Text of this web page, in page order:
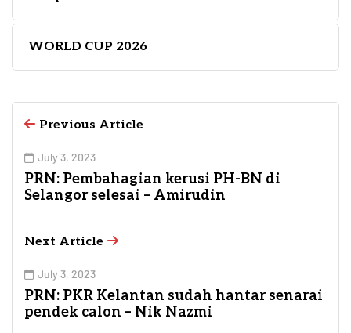
WORLD CUP 2026
Previous Article
July 3, 2023
PRN: Pembahagian kerusi PH-BN di
Selangor selesai – Amirudin
Next Article
July 3, 2023
PRN: PKR Kelantan sudah hantar senarai
pendek calon – Nik Nazmi